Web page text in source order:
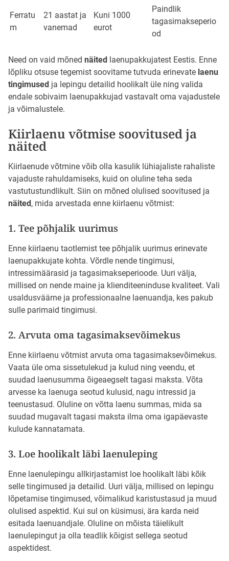
Ferratu
m
21 aastat ja
vanemad
Kuni 1000
eurot
Paindlik
tagasimakseperio
od
Need on vaid mõned näited laenupakkujatest Eestis. Enne
lõpliku otsuse tegemist soovitame tutvuda erinevate laenu
tingimused ja lepingu detailid hoolikalt üle ning valida
endale sobivaim laenupakkujad vastavalt oma vajadustele
ja võimalustele.
Kiirlaenu võtmise soovitused ja
näited
Kiirlaenude võtmine võib olla kasulik lühiajaliste rahaliste
vajaduste rahuldamiseks, kuid on oluline teha seda
vastutustundlikult. Siin on mõned olulised soovitused ja
näited, mida arvestada enne kiirlaenu võtmist:
1. Tee põhjalik uurimus
Enne kiirlaenu taotlemist tee põhjalik uurimus erinevate
laenupakkujate kohta. Võrdle nende tingimusi,
intressimäärasid ja tagasimakseperioode. Uuri välja,
millised on nende maine ja klienditeeninduse kvaliteet. Vali
usaldusväärne ja professionaalne laenuandja, kes pakub
sulle parimaid tingimusi.
2. Arvuta oma tagasimaksevõimekus
Enne kiirlaenu võtmist arvuta oma tagasimaksevõimekus.
Vaata üle oma sissetulekud ja kulud ning veendu, et
suudad laenusumma õigeaegselt tagasi maksta. Võta
arvesse ka laenuga seotud kulusid, nagu intressid ja
teenustasud. Oluline on võtta laenu summas, mida sa
suudad mugavalt tagasi maksta ilma oma igapäevaste
kulude kannatamata.
3. Loe hoolikalt läbi laenuleping
Enne laenulepingu allkirjastamist loe hoolikalt läbi kõik
selle tingimused ja detailid. Uuri välja, millised on lepingu
lõpetamise tingimused, võimalikud karistustasud ja muud
olulised aspektid. Kui sul on küsimusi, ära karda neid
esitada laenuandjale. Oluline on mõista täielikult
laenulepingut ja olla teadlik kõigist sellega seotud
aspektidest.